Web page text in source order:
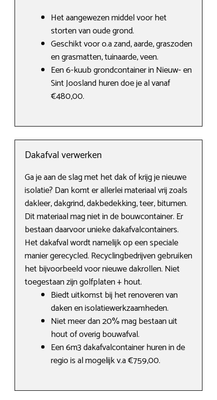
Het aangewezen middel voor het
storten van oude grond.
Geschikt voor o.a zand, aarde, graszoden
en grasmatten, tuinaarde, veen.
Een 6-kuub grondcontainer in Nieuw- en
Sint Joosland huren doe je al vanaf
€480,00.
Dakafval verwerken
Ga je aan de slag met het dak of krijg je nieuwe
isolatie? Dan komt er allerlei materiaal vrij zoals
dakleer, dakgrind, dakbedekking, teer, bitumen.
Dit materiaal mag niet in de bouwcontainer. Er
bestaan daarvoor unieke dakafvalcontainers.
Het dakafval wordt namelijk op een speciale
manier gerecycled. Recyclingbedrijven gebruiken
het bijvoorbeeld voor nieuwe dakrollen. Niet
toegestaan zijn golfplaten + hout.
Biedt uitkomst bij het renoveren van
daken en isolatiewerkzaamheden.
Niet meer dan 20% mag bestaan uit
hout of overig bouwafval.
Een 6m3 dakafvalcontainer huren in de
regio is al mogelijk v.a €759,00.